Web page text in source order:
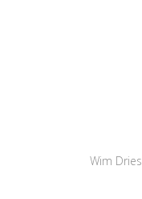
Wim Dries